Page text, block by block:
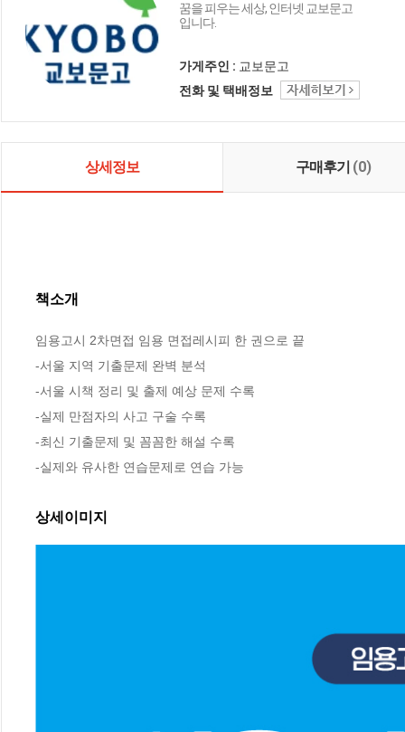
꿈을 피우는 세상, 인터넷 교보문고
입니다.
가게주인 : 교보문고
전화 및 택배정보
상세정보 구매후기 (0)
책소개
임용고시 2차면접 임용 면접레시피 한 권으로 끝
-서울 지역 기출문제 완벽 분석
-서울 시책 정리 및 출제 예상 문제 수록
-실제 만점자의 사고 구술 수록
-최신 기출문제 및 꼼꼼한 해설 수록
-실제와 유사한 연습문제로 연습 가능
상세이미지